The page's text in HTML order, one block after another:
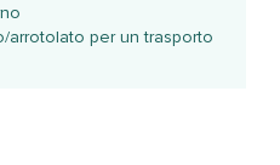
arrotolato per un trasporto